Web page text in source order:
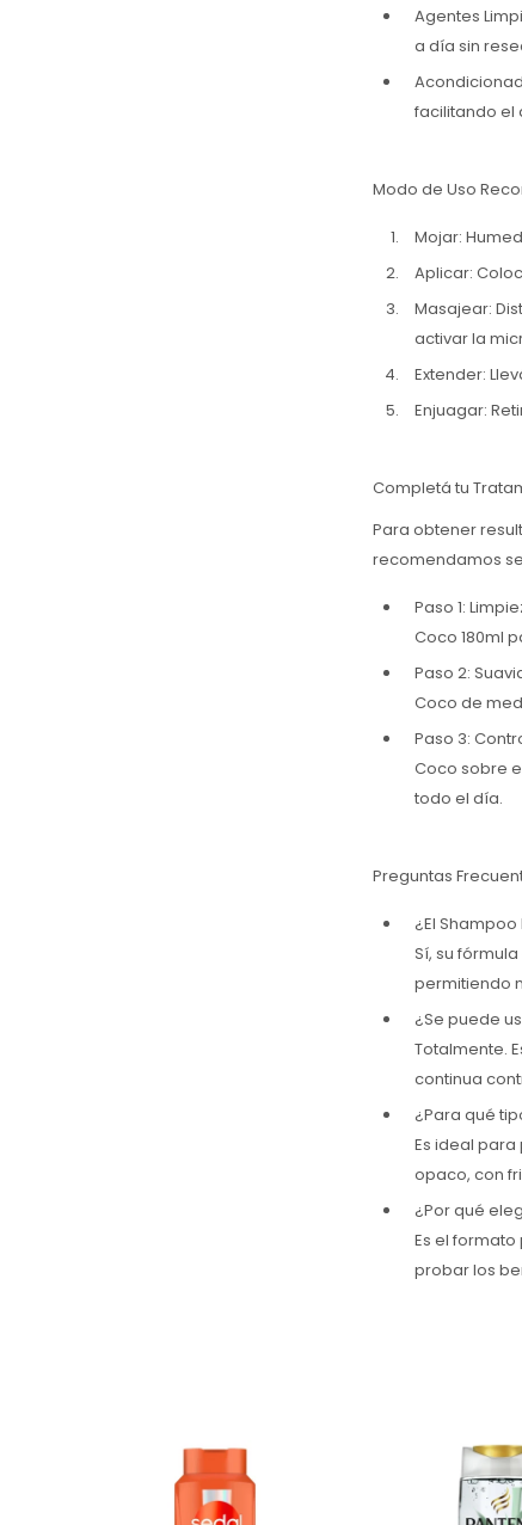
Agentes
a día sin
facilitando el
Modo de Uso
Mojar:
Aplicar:
Masajear:
activar la
Extender:
Enjuagar:
Completá tu
Para obtener
recomendamos
Paso 1:
Coco 180ml
Paso 2:
Coco de
Paso 3:
Coco sobre
todo el día.
Preguntas
¿El
Sí, su
permitiendo
¿Se puede
Totalmente.
continua
¿Para qué
Es ideal
opaco, con
¿Por qué
Es el
probar los
¿Pelo dañado? Recuperá
el brillo con Sedal
Inspirado en